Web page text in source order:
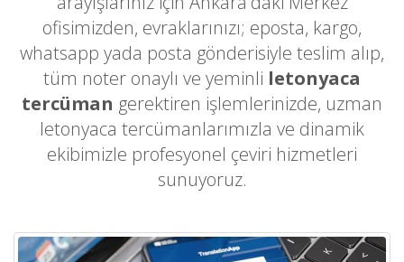
ofisimizden, evraklarınızı; eposta, kargo,
whatsapp yada posta gönderisiyle teslim alıp,
tüm noter onaylı ve yeminli letonyaca
tercüman gerektiren işlemlerinizde, uzman
letonyaca tercümanlarımızla ve dinamik
ekibimizle profesyonel çeviri hizmetleri
sunuyoruz.